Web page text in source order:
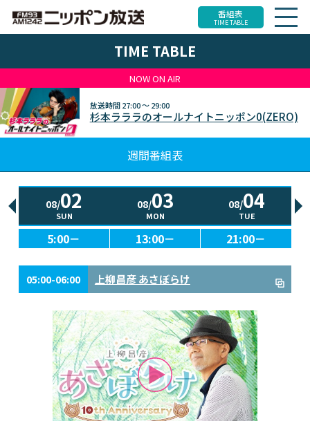
番組表
TIME TABLE
TIME TABLE
NOW ON AIR
放送時間27:00 ～ 29:00
杉本ラララのオールナイトニッポン0(ZERO)
週間番組表
08/02
SUN
08/03
MON
08/04
TUE
5:00－ 13:00－ 21:00－
05:00-06:00 上柳昌彦 あさぼらけ